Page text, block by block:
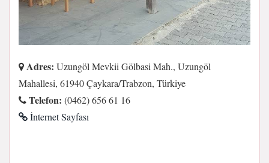
Adres: Uzungöl Mevkii Gölbasi Mah., Uzungöl
Mahallesi, 61940 Çaykara/Trabzon, Türkiye
Telefon: (0462) 656 61 16
İnternet Sayfası